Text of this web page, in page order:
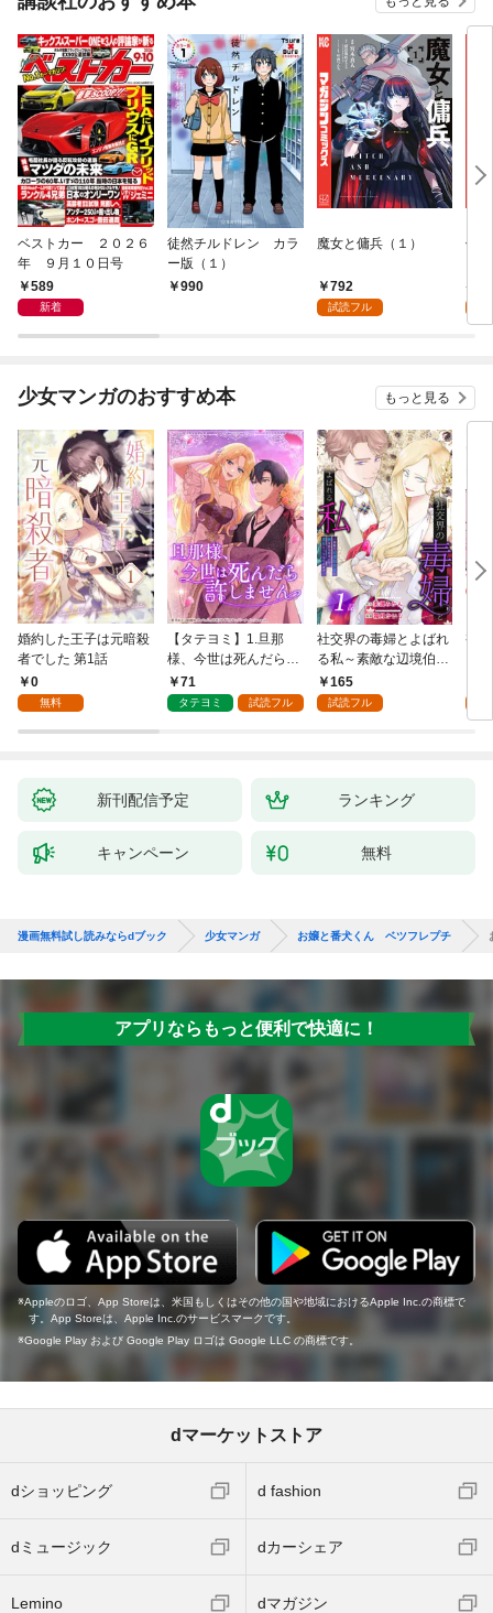
ベストカー ２０２６
年 ９月１０日号
589
新着
徒然チルドレン カラ
ー版（１）
990
魔女と傭兵（１）
792
試読フル
信
か
ガ
９
『
（
少女マンガのおすすめ本 もっと見る
婚約した王子は元暗殺
者でした 第1話
0
無料
【タテヨミ】1.旦那
様、今世は死んだら許
しません
71
タテヨミ 試読フル
社交界の毒婦とよばれ
る私～素敵な辺境伯令
息に腕を折られたの
で、責任とってもらい
165
試読フル
視
新刊配信予定 ランキング
キャンペーン 無料
漫画無料試し読みならdブック 少女マンガ お嬢と番犬くん ベツフレプチ
アプリならもっと便利で快適に！
Appleのロゴ、App Storeは、米国もしくはその他の国や地域におけるApple Inc.の商標で
す。App Storeは、Apple Inc.のサービスマークです。
Google Play および Google Play ロゴは Google LLC の商標です。
dマーケットストア
dショッピング d fashion
dミュージック dカーシェア
Lemino dマガジン